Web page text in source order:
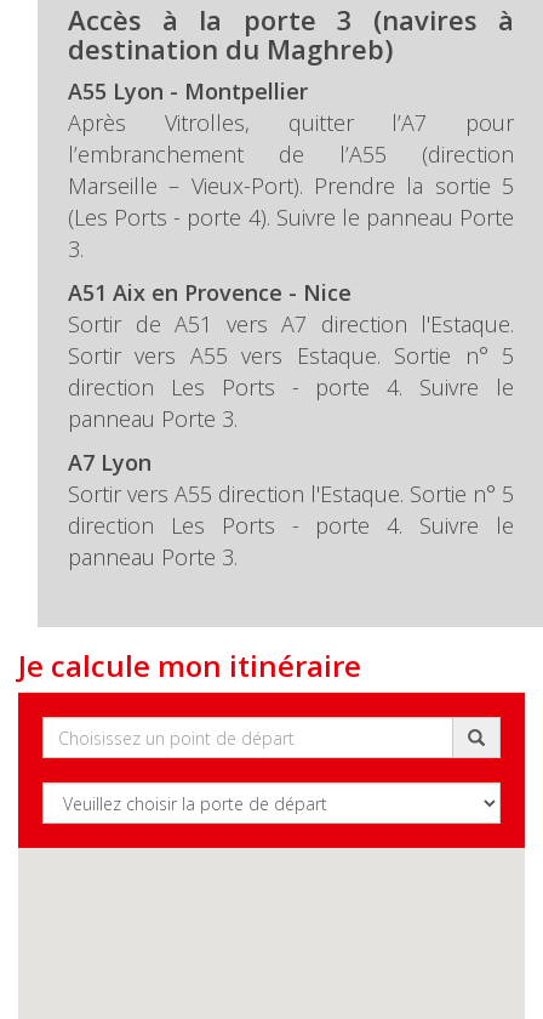
Accès à la porte 3 (navires à
destination du Maghreb)
A55 Lyon - Montpellier
Après Vitrolles, quitter l’A7 pour
l’embranchement de l’A55 (direction
Marseille – Vieux-Port). Prendre la sortie 5
(Les Ports - porte 4). Suivre le panneau Porte
3.
A51 Aix en Provence - Nice
Sortir de A51 vers A7 direction l'Estaque.
Sortir vers A55 vers Estaque. Sortie n° 5
direction Les Ports - porte 4. Suivre le
panneau Porte 3.
A7 Lyon
Sortir vers A55 direction l'Estaque. Sortie n° 5
direction Les Ports - porte 4. Suivre le
panneau Porte 3.
Je calcule mon itinéraire